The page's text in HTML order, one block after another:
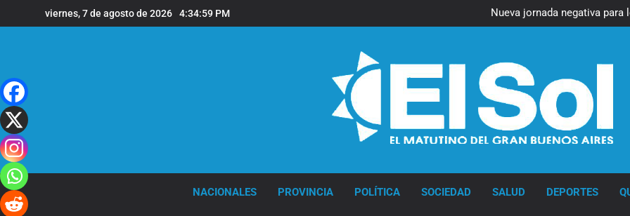
al
viernes, 7 de agosto de 2026 4:34:59 PM
Nueva jornada negativa
en Wall Street y el
Jorge Macri condenó
Nueva jornada negativa para
Jorge Macri condenó los
Día Internacional
NACIONALES PROVINCIA POLÍTICA SOCIEDAD SALUD DEPORTES